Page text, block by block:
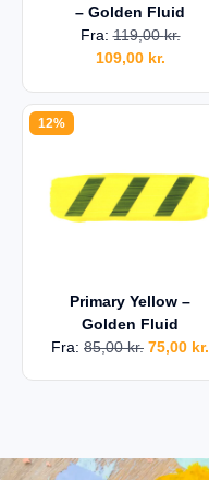
– Golden Fluid
Fra:119,00kr.
109,00 kr.
12%
Primary Yellow –
Golden Fluid
Fra: 85,00kr. 75,00 kr.